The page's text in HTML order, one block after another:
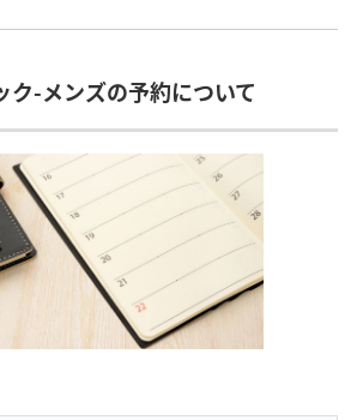
ク-メンズの予約について